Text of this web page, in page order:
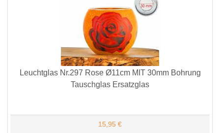
Leuchtglas Nr.297 Rose Ø11cm MIT 30mm Bohrung
Tauschglas Ersatzglas
15,95 €